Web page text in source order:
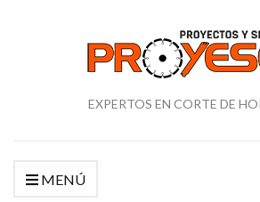
EXPERTOS EN CORTE DE
MENÚ